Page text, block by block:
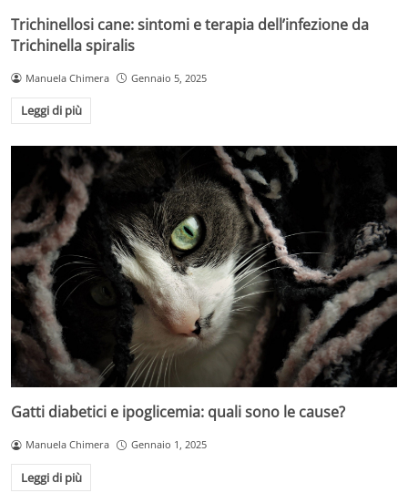
Trichinellosi cane: sintomi e terapia dell’infezione da
Trichinella spiralis
Manuela Chimera Gennaio 5, 2025
Leggi di più
Gatti diabetici e ipoglicemia: quali sono le cause?
Manuela Chimera Gennaio 1, 2025
Leggi di più